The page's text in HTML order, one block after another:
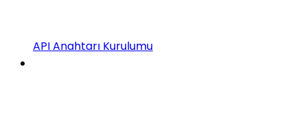
API Anahtarı Kurulumu